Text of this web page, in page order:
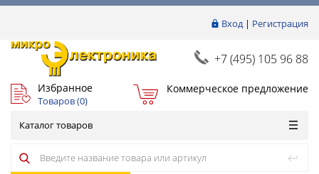
Вход| Регистрация
+7 (495) 105 96 88
Избранное
Товаров (0)
Коммерческое предложение
Каталог товаров